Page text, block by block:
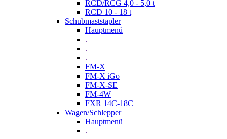
RCD/RCG 4,0 - 5,0 t
RCD 10 - 18 t
Schubmaststapler
Hauptmenü
.
.
.
FM-X
FM-X iGo
FM-X-SE
FM-4W
FXR 14C-18C
Wagen/Schlepper
Hauptmenü
.